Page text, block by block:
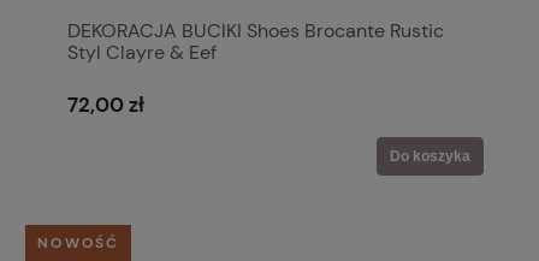
DEKORACJA BUCIKI Shoes Brocante Rustic
Styl Clayre & Eef
72,00 zł
Do koszyka
NOWOŚĆ